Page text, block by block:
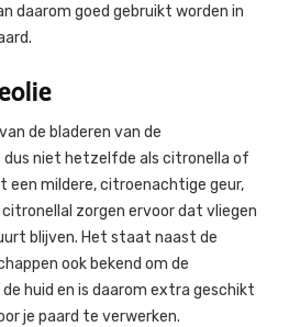
daarom goed gebruikt worden in
de bladeren van de
niet hetzelfde als citronella of
een mildere, citroenachtige geur,
zorgen ervoor dat vliegen
blijven. Het staat naast de
ook bekend om de
huid en is daarom extra geschikt
je paard te verwerken.